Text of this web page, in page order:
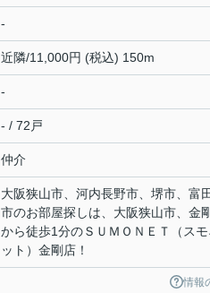
-
近隣/11,000円 (税込) 150m
-
- / 72戸
仲介
大阪狭山市、河内長野市、堺市、富
市のお部屋探しは、大阪狭山市、金
から徒歩1分のＳＵＭＯＮＥＴ（ス
ット）金剛店！
情報